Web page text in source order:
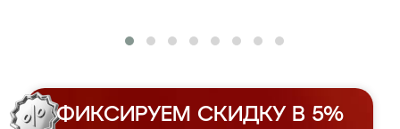
ФИКСИРУЕМ СКИДКУ В 5%